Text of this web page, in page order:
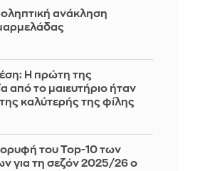
ανάκληση
Η πρώτη της
από το μαιευτήριο ήταν
καλύτερής της φίλης
του Top-10 των
για τη σεζόν 2025/26 ο